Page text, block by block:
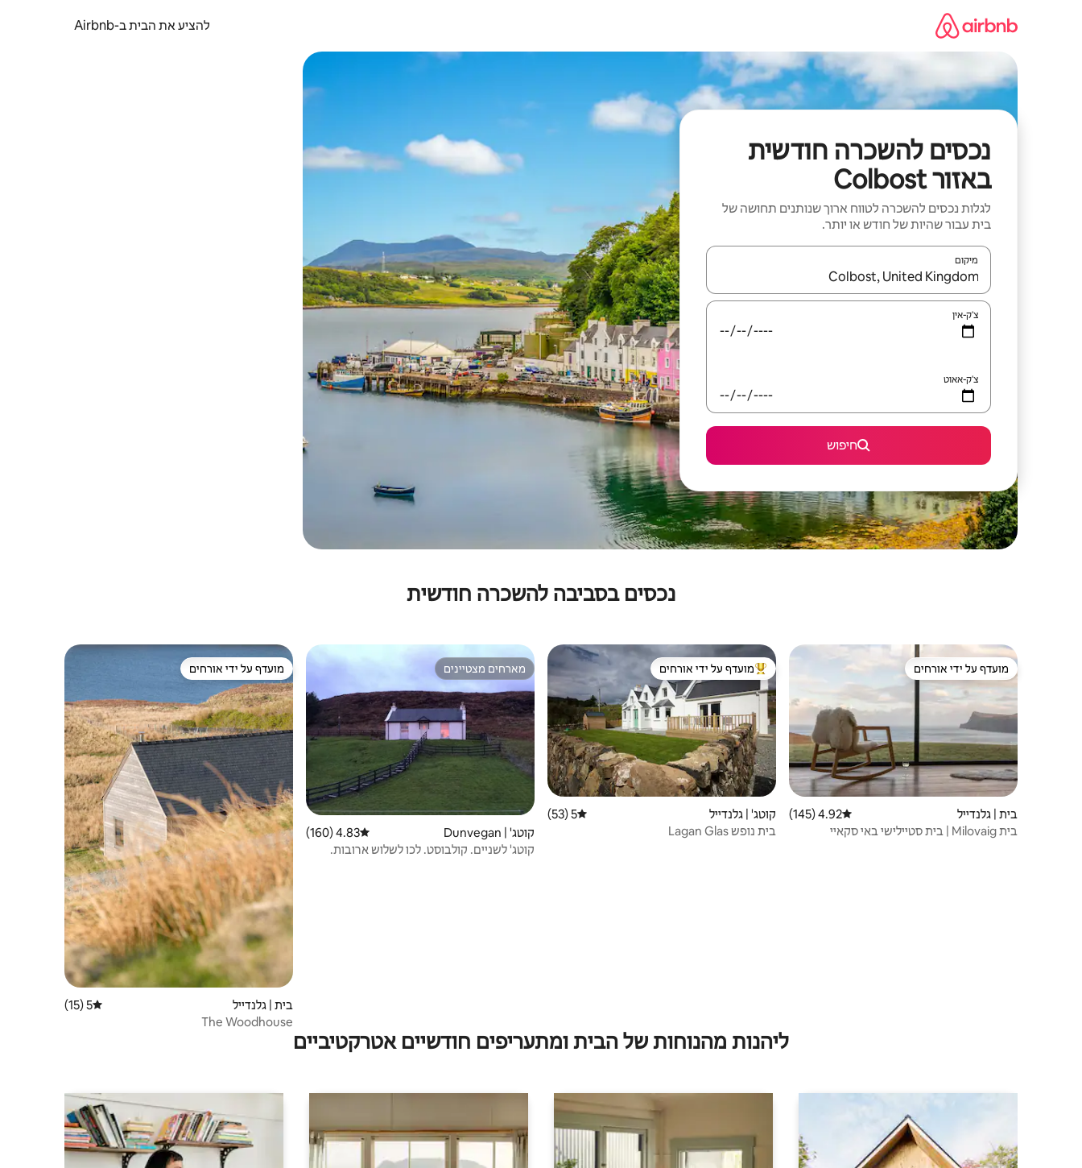
להציע את הבית ב-Airbnb
נכסים להשכרה חודשית
באזור Colbost
לגלות נכסים להשכרה לטווח ארוך שנותנים תחושה של
בית עבור שהיות של חודש או יותר.
מיקום
כאשר התוצאות יהיו זמינות, יש לנווט עם מקשי החיצים למעלה ולמטה או לעיין בעזרת תנועות מגע או החלקה.
צ'ק-אין
צ'ק-אאוט
חיפוש
נכסים בסביבה להשכרה חודשית
מועדף על ידי אורחים
מועדף על ידי אורחים
בית | גלנדייל דירוג ממוצע של 4.92 מתוך 5, 145 ביקורות
4.92 (145)
בית Milovaig | בית סטיילישי באי סקאיי
מוביל בקרב נכסים מועדפים על ידי אורחים
מועדף על ידי אורחים
קוטג' | גלנדייל דירוג ממוצע של 5 מתוך 5, 53 ביקורות
5 (53)
בית נופש Lagan Glas
מארחים מצטיינים
מארחים מצטיינים
קוטג' | Dunvegan דירוג ממוצע של 4.83 מתוך 5, 160 ביקורות
4.83 (160)
קוטג' לשניים. קולבוסט. לכו לשלוש ארובות.
מועדף על ידי אורחים
מועדף על ידי אורחים
בית | גלנדייל דירוג ממוצע של 5 מתוך 5, 15 ביקורות
5 (15)
The Woodhouse
ליהנות מהנוחות של הבית ומתעריפים חודשיים אטרקטיביים